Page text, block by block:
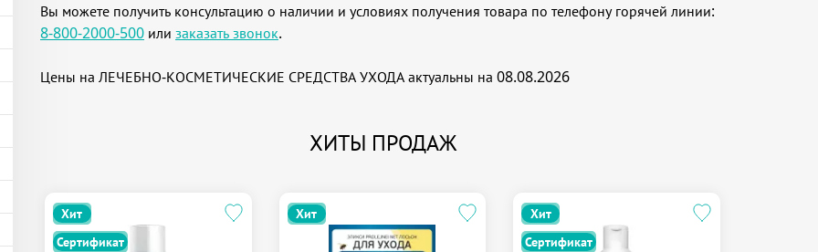
Вы можете получить консультацию о наличии и условиях получения товара по телефону горячей линии:
8-800-2000-500 или заказать звонок.
Цены на ЛЕЧЕБНО-КОСМЕТИЧЕСКИЕ СРЕДСТВА УХОДА актуальны на 08.08.2026
ХИТЫ ПРОДАЖ
Хит
Сертификат
Хит
Хит
Сертификат